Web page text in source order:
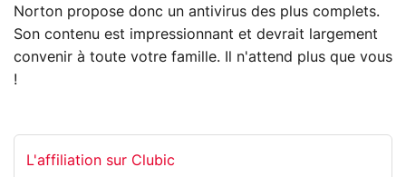
Norton propose donc un antivirus des plus complets.
Son contenu est impressionnant et devrait largement
convenir à toute votre famille. Il n'attend plus que vous
!
L'affiliation sur Clubic